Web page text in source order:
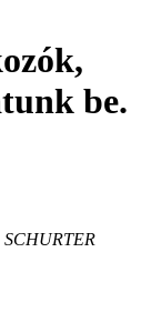
be.
SCHURTER